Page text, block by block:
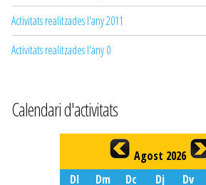
Activitats realitzades l'any 2011
Activitats realitzades l'any 0
Calendari d'activitats
Agost 2026
Dl
Dm Dc Dj Dv